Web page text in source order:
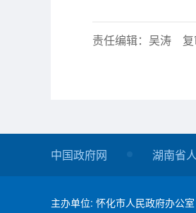
责任编辑：吴涛
中国政府网 湖南省
主办单位: 怀化市人民政府办公室